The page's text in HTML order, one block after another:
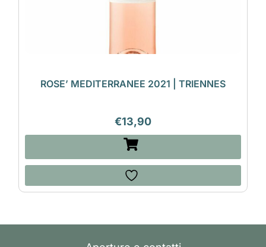
ROSE’ MEDITERRANEE 2021 | TRIENNES
€13,90